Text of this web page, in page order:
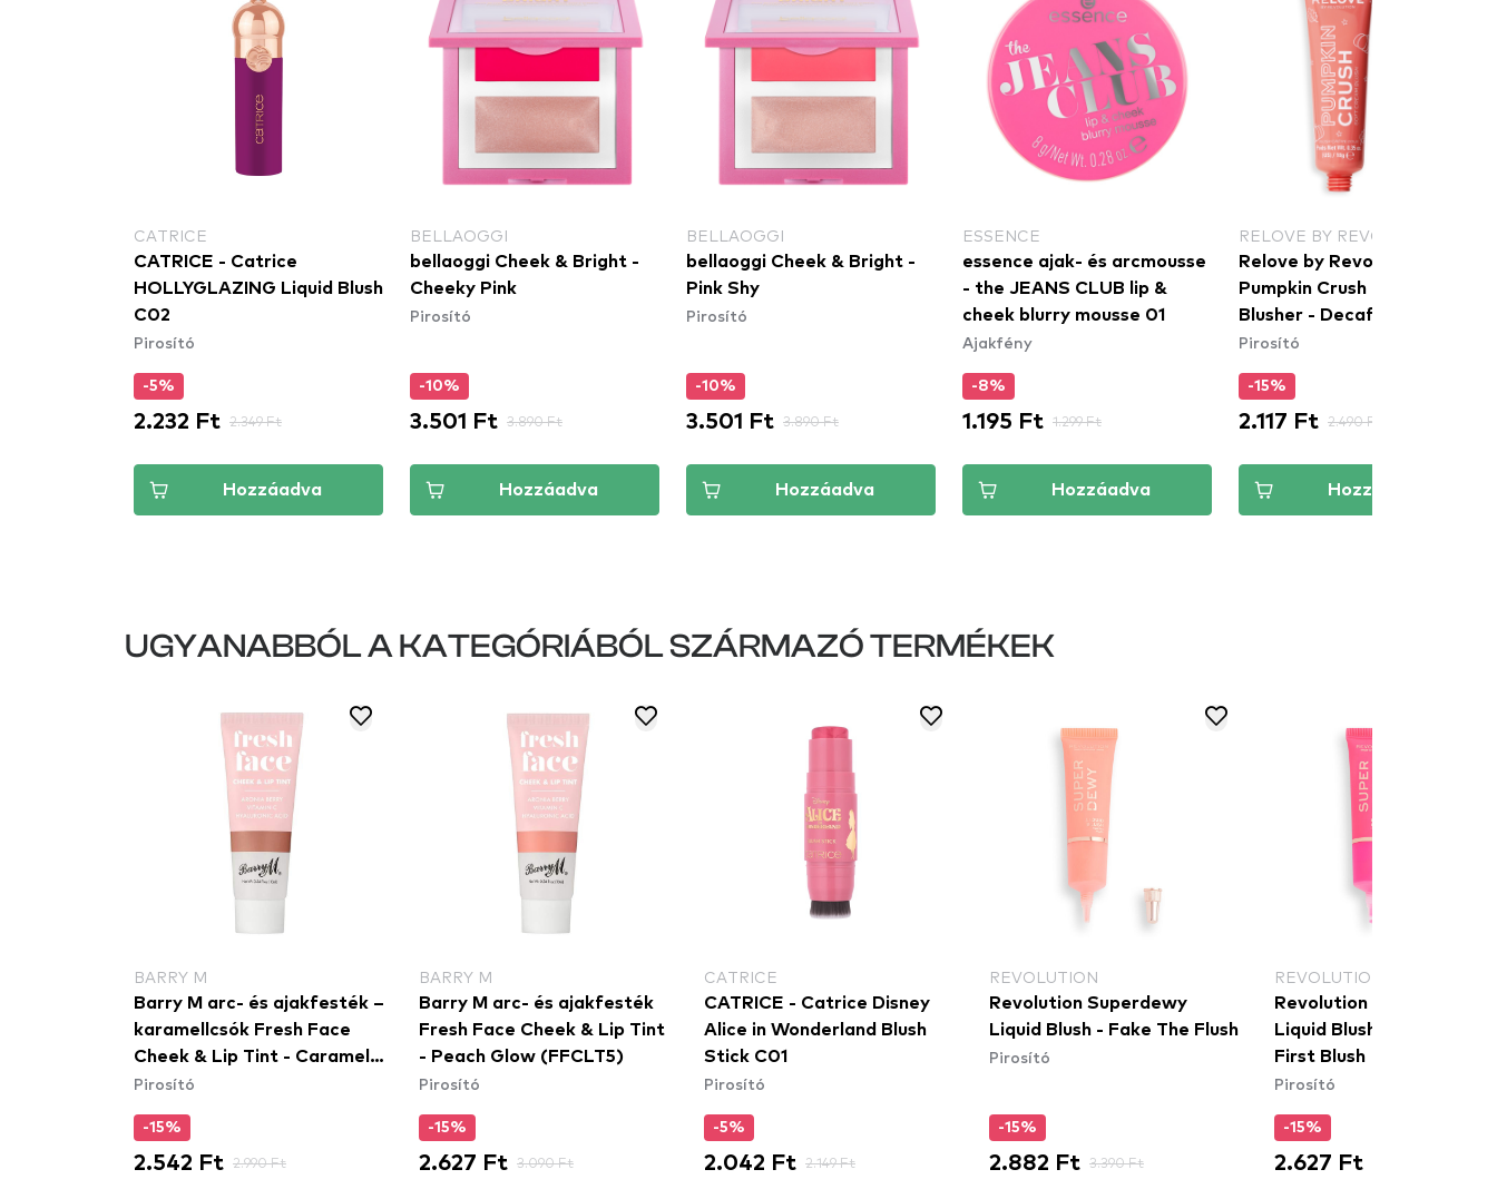
CATRICE
CATRICE - Catrice
HOLLYGLAZING Liquid Blush
C02
Pirosító
-5%
2.232 Ft 2.349 Ft
Hozzáadva
BELLAOGGI
bellaoggi Cheek & Bright -
Cheeky Pink
Pirosító
-10%
3.501 Ft 3.890 Ft
Hozzáadva
BELLAOGGI
bellaoggi Cheek & Bright -
Pink Shy
Pirosító
-10%
3.501 Ft 3.890 Ft
Hozzáadva
ESSENCE
essence ajak- és arcmousse
- the JEANS CLUB lip &
cheek blurry mousse 01
Ajakfény
-8%
1.195 Ft 1.299 Ft
Hozzáadva
RELOVE BY REVOLUTION
Relove by Revolution
Pumpkin Crush Cream
Blusher - Decaf Pink
Pirosító
-15%
2.117 Ft 2.490 Ft
Hozzáadva
UGYANABBÓL A KATEGÓRIÁBÓL SZÁRMAZÓ TERMÉKEK
BARRY M
Barry M arc- és ajakfesték –
karamellcsók Fresh Face
Cheek & Lip Tint - Caramel
Kisses (FFCLT4)
Pirosító
-15%
2.542 Ft 2.990 Ft
BARRY M
Barry M arc- és ajakfesték
Fresh Face Cheek & Lip Tint
- Peach Glow (FFCLT5)
Pirosító
-15%
2.627 Ft 3.090 Ft
CATRICE
CATRICE - Catrice Disney
Alice in Wonderland Blush
Stick C01
Pirosító
-5%
2.042 Ft 2.149 Ft
REVOLUTION
Revolution Superdewy
Liquid Blush - Fake The Flush
Pirosító
-15%
2.882 Ft 3.390 Ft
REVOLUTION
Revolution Superdewy
Liquid Blush - You Had
First Blush
Pirosító
-15%
2.627 Ft